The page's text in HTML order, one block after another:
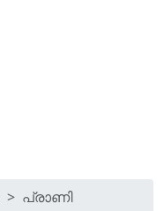
പ്രാണി